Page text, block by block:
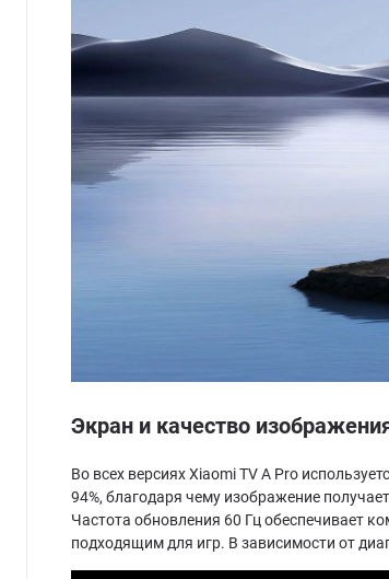
Экран и качество
Во всех версиях Xiaomi TV A Pro
94%, благодаря чему изображение
Частота обновления 60 Гц обеспечивает
подходящим для игр. В зависимости от